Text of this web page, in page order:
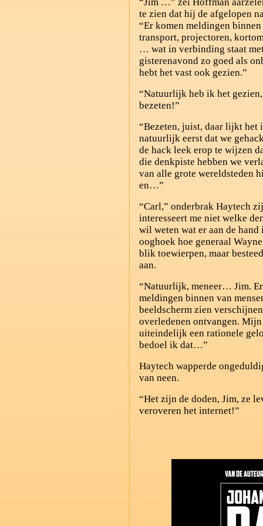
te zien dat hij de afgelopen
“Er komen meldingen
transport, projectoren,
… wat in verbinding staat
gisterenavond zo goed als
hebt het vast ook gezien.”
“Natuurlijk heb ik het
bezeten!”
“Bezeten, juist, daar lijkt het
natuurlijk eerst dat we
de hack leek erop te wijzen
die denkpiste hebben we
van alle grote wereldsteden
en…”
“Carl,” onderbrak Haytech
interesseert me niet welke
wil weten wat er aan de
ooghoek hoe generaal
blik toewierpen, maar
aan.
“Natuurlijk, meneer… Jim.
meldingen binnen van
beeldscherm zien
overledenen ontvangen.
uiteindelijk een rationele
bedoel ik dat…”
Haytech wapperde
van neen.
“Het zijn de doden, Jim, ze
veroveren het internet!”